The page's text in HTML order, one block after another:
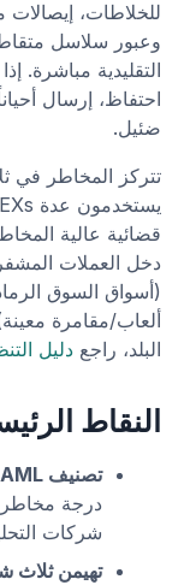
وعبور سلاسل
احتفاظ، إرسال
ضئيل.
تتركز المخاطر في
دخل العملات
(أسواق السوق
ألعاب/مقامرة
البلد، راجع دليل
النقاط
تصنيف AML مستمر، وليس ثابتاً.
درجة
شركات
تهيمن ثلاث